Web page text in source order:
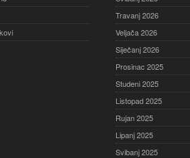
Travanj 2026
Veljača 2026
Siječanj 2026
Prosinac 2025
Studeni 2025
Listopad 2025
Rujan 2025
Lipanj 2025
Svibanj 2025